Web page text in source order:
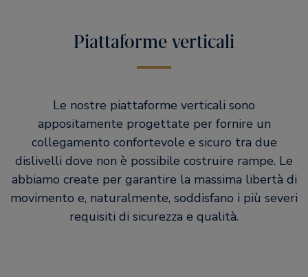
Piattaforme verticali
Le nostre piattaforme verticali sono
appositamente progettate per fornire un
collegamento confortevole e sicuro tra due
dislivelli dove non è possibile costruire rampe. Le
abbiamo create per garantire la massima libertà di
movimento e, naturalmente, soddisfano i più severi
requisiti di sicurezza e qualità.